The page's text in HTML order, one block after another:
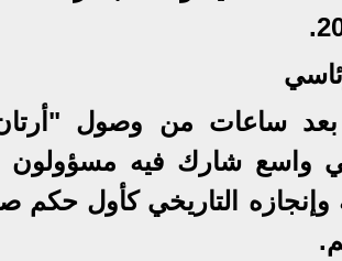
بعد ساعات من وصول
واسع شارك فيه مسؤولون
وإنجازه التاريخي كأول حكم